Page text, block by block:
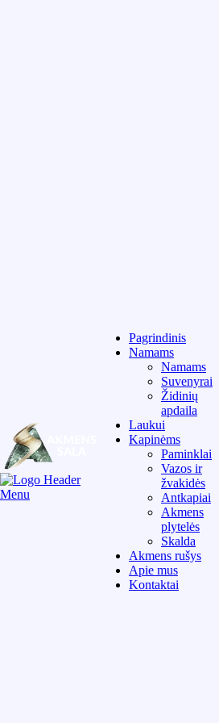
Pagrindinis
Namams
Namams
Suvenyrai
Židinių
apdaila
Laukui
Kapinėms
Paminklai
Vazos ir
žvakidės
Antkapiai
Akmens
plytelės
Skalda
Akmens rušys
Apie mus
Kontaktai